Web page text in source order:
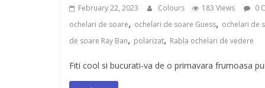
February 22, 2023 Colours 183 Views 0
ochelari de soare, ochelari de soare Guess, ochelari de
de soare Ray Ban, polarizat, Rabla ochelari de vedere
Fiti cool si bucurati-va de o primavara frumoasa